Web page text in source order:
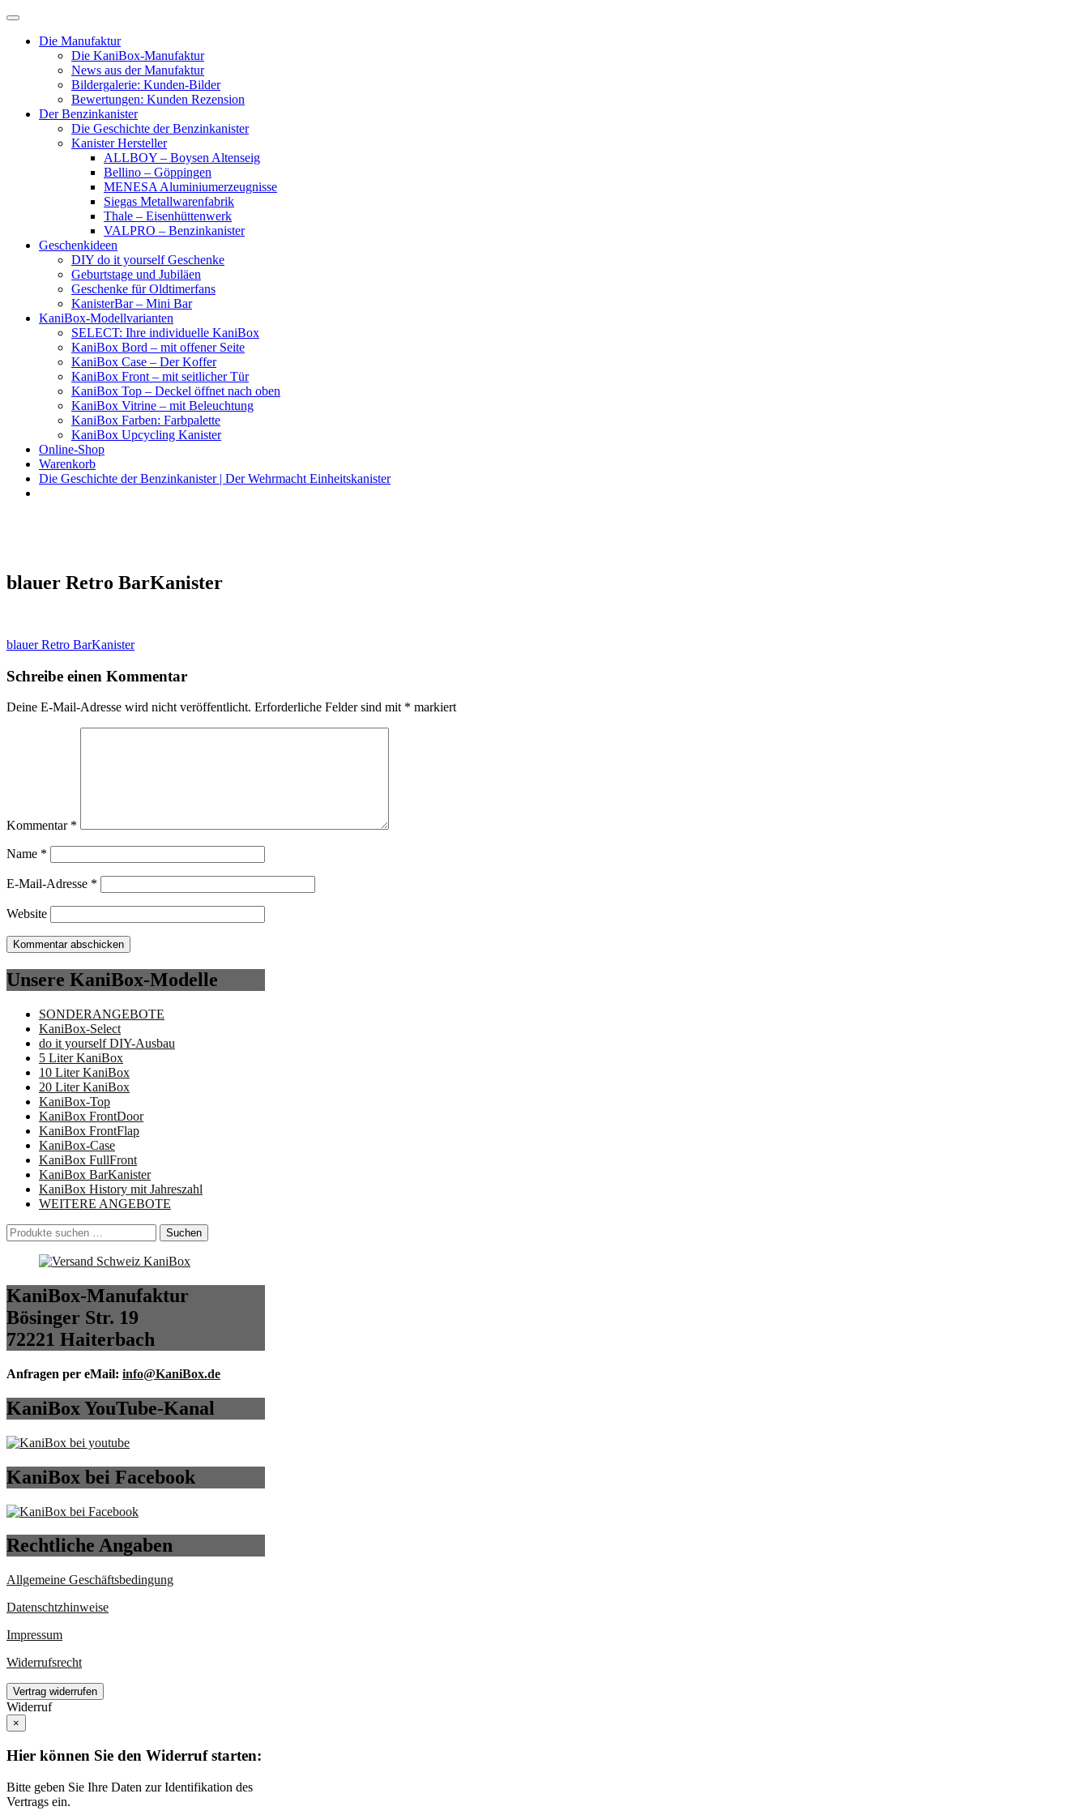
Skip
contentDie Manufaktur
Die KaniBox-Manufaktur
News aus der Manufaktur
Bildergalerie: Kunden-Bilder
Bewertungen: Kunden Rezension
Der Benzinkanister
Die Geschichte der Benzinkanister
Kanister Hersteller
ALLBOY – Boysen Altenseig
Bellino – Göppingen
MENESA Aluminiumerzeugnisse
Siegas Metallwarenfabrik
Thale – Eisenhüttenwerk
VALPRO – Benzinkanister
Geschenkideen
DIY do it yourself Geschenke
Geburtstage und Jubiläen
Geschenke für Oldtimerfans
KanisterBar – Mini Bar
KaniBox-Modellvarianten
SELECT: Ihre individuelle KaniBox
KaniBox Bord – mit offener Seite
KaniBox Case – Der Koffer
KaniBox Front – mit seitlicher Tür
KaniBox Top – Deckel öffnet nach oben
KaniBox Vitrine – mit Beleuchtung
KaniBox Farben: Farbpalette
KaniBox Upcycling Kanister
Online-Shop
Warenkorb
Die Geschichte der Benzinkanister | Der Wehrmacht Einheitskanister
blauer Retro BarKanister
Beitragsnavigation
blauer Retro BarKanister
Schreibe einen Kommentar
Deine E-Mail-Adresse wird nicht veröffentlicht. Erforderliche Felder sind mit * markiert
Kommentar *
Name *
E-Mail-Adresse *
Website
Unsere KaniBox-Modelle
SONDERANGEBOTE
KaniBox-Select
do it yourself DIY-Ausbau
5 Liter KaniBox
10 Liter KaniBox
20 Liter KaniBox
KaniBox-Top
KaniBox FrontDoor
KaniBox FrontFlap
KaniBox-Case
KaniBox FullFront
KaniBox BarKanister
KaniBox History mit Jahreszahl
WEITERE ANGEBOTE
Suchen
nach:
Suchen
KaniBox-Manufaktur
Bösinger Str. 19
72221 Haiterbach
Anfragen per eMail: info@KaniBox.de
KaniBox YouTube-Kanal
KaniBox bei Facebook
Rechtliche Angaben
Allgemeine Geschäftsbedingung
Datenschtzhinweise
Impressum
Widerrufsrecht
Vertrag widerrufen
Widerruf
×
Hier können Sie den Widerruf starten:
Bitte geben Sie Ihre Daten zur Identifikation des
Vertrags ein.